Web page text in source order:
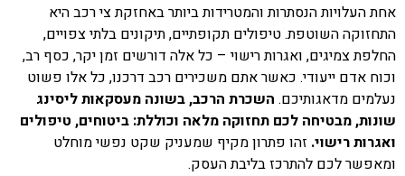
אחת העלויות הנסתרות והמטרידות ביותר באחזקת צי רכב היא
התחזוקה השוטפת. טיפולים תקופתיים, תיקונים בלתי צפויים,
החלפת צמיגים, ואגרות רישוי – כל אלה דורשים זמן יקר, כסף רב,
וכוח אדם ייעודי. כאשר אתם משכירים רכב דרכנו, כל אלו פשוט
נעלמים מדאגותיכם. השכרת הרכב, בשונה מעסקאות ליסינג
שונות, מבטיחה לכם תחזוקה מלאה וכוללת: ביטוחים, טיפולים
ואגרות רישוי. זהו פתרון מקיף שמעניק שקט נפשי מוחלט
ומאפשר לכם להתרכז בליבת העסק.